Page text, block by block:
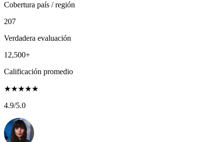
Cobertura país / región
207
Verdadera evaluación
12,500+
Calificación promedio
★★★★★
4.9/5.0